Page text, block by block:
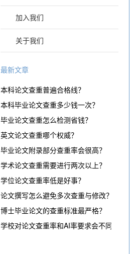
加入我们
关于我们
最新文章
本科论文查重普遍合格线？
本科毕业论文查重多少钱一次？
毕业论文查重怎么检测省钱？
英文论文查重哪个权威？
毕业论文附录部分查重率会很高？
学术论文查重需要进行两次以上？
学位论文查重率低是好事？
论文撰写怎么避免多次查重与修改？
博士毕业论文的查重标准最严格？
学校对论文查重率和AI率要求会不同？